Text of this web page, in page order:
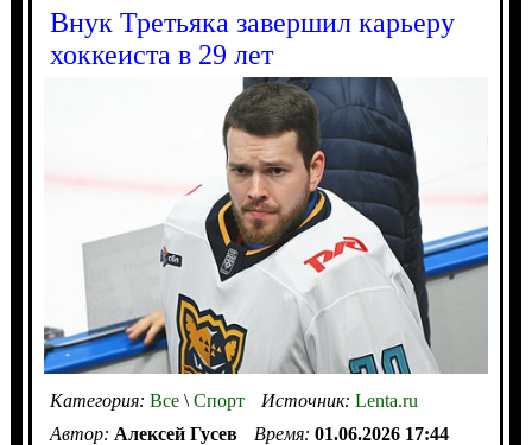
Внук Третьяка завершил карьеру
хоккеиста в 29 лет
Категория: Все\Спорт Источник: Lenta.ru
Автор: Алексей Гусев Время: 01.06.2026 17:44